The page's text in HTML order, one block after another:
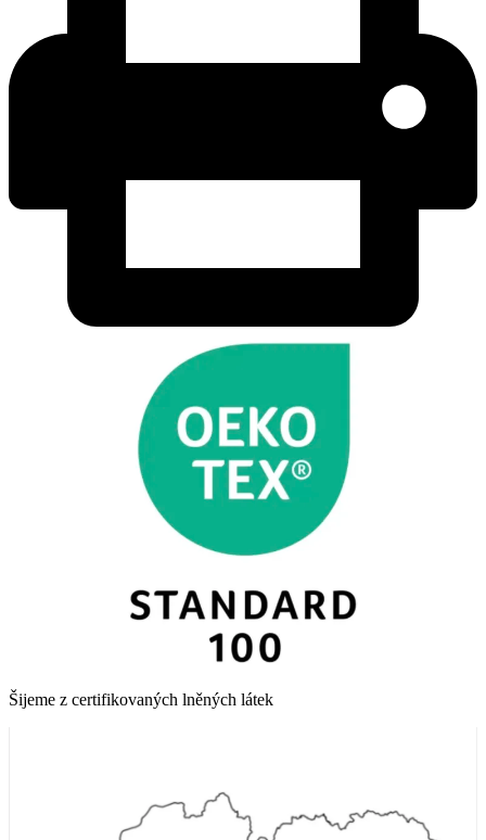
Šijeme z certifikovaných lněných látek